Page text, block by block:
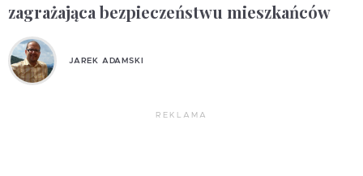
zagrażająca bezpieczeństwu mieszkańców
JAREK ADAMSKI
REKLAMA